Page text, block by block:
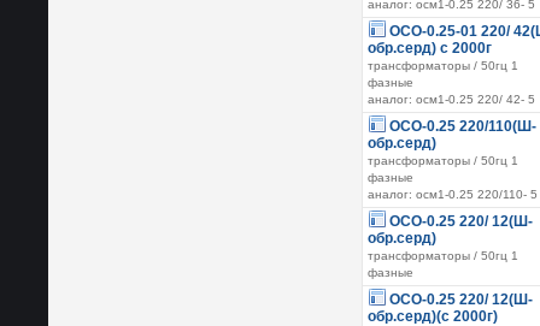
аналог: осм1-0.25 220/ 36- 5
ОСО-0.25-01 220/
обр.серд) с 2000г
трансформаторы / 50гц 1
фазные
аналог: осм1-0.25 220/ 42- 5
ОСО-0.25 220/110(Ш-
обр.серд)
трансформаторы / 50гц 1
фазные
аналог: осм1-0.25 220/110- 5
ОСО-0.25 220/ 12(Ш-
обр.серд)
трансформаторы / 50гц 1
фазные
ОСО-0.25 220/ 12(Ш-
обр.серд)(с 2000г)